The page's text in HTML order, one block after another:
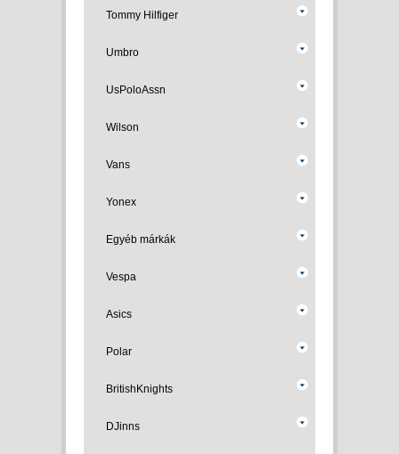
Tommy Hilfiger
Umbro
UsPoloAssn
Wilson
Vans
Yonex
Egyéb márkák
Vespa
Asics
Polar
BritishKnights
DJinns